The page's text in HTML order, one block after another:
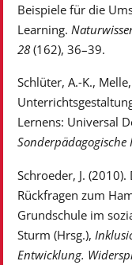
Beispiele für die
Learning.
28(162), 36–39.
Schlüter, A.‑K.,
Lernens: Universal
Sonderpädagogische
Schroeder, J.
Rückfragen zum
Grundschule im
Sturm (Hrsg.),
Entwicklung.